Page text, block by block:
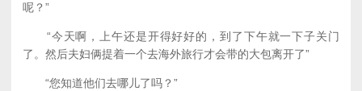
呢？”
“今天啊，上午还是开得好好的，到了下午就一下子关门
了。然后夫妇俩提着一个去海外旅行才会带的大包离开了”
“您知道他们去哪儿了吗？”